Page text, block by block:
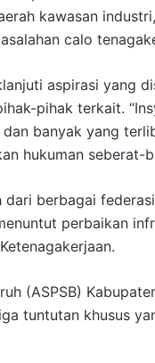
kawasan
calo
aspirasi yang
pihak terkait.
banyak yang
hukuman seberat-
berbagai
perbaikan
(ASPSB)
tuntutan khusus